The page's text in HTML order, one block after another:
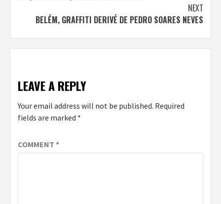
NEXT
BELÉM, GRAFFITI DERIVÉ DE PEDRO SOARES NEVES
LEAVE A REPLY
Your email address will not be published. Required
fields are marked *
COMMENT *